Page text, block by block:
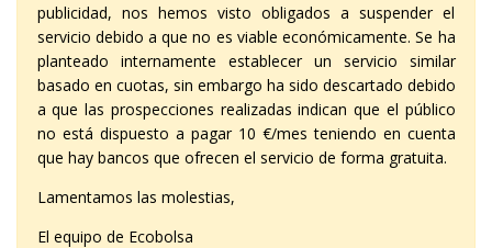
publicidad, nos hemos visto obligados a suspender el
servicio debido a que no es viable económicamente. Se ha
planteado internamente establecer un servicio similar
basado en cuotas, sin embargo ha sido descartado debido
a que las prospecciones realizadas indican que el público
no está dispuesto a pagar 10 €/mes teniendo en cuenta
que hay bancos que ofrecen el servicio de forma gratuita.
Lamentamos las molestias,
El equipo de Ecobolsa